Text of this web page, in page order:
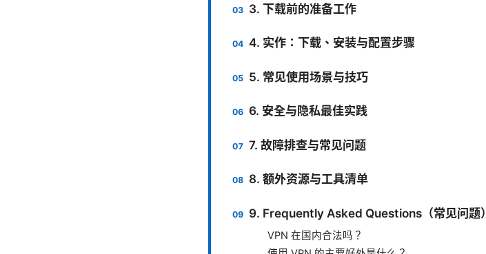
3. 下载前的准备工作
4. 实作：下载、安装与配置步骤
5. 常见使用场景与技巧
6. 安全与隐私最佳实践
7. 故障排查与常见问题
8. 额外资源与工具清单
9. Frequently Asked Questions（常见问题）
VPN 在国内合法吗？